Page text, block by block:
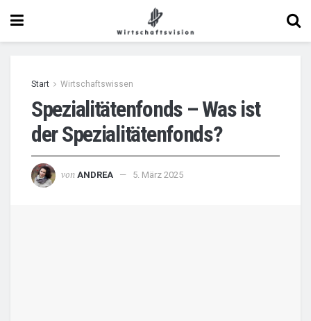
Start Wirtschaftswissen
Spezialitätenfonds – Was ist
der Spezialitätenfonds?
von ANDREA 5. März 2025